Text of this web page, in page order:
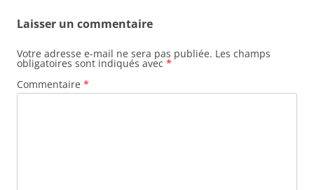
Laisser un commentaire
Votre adresse e-mail ne sera pas publiée. Les champs
obligatoires sont indiqués avec *
Commentaire *